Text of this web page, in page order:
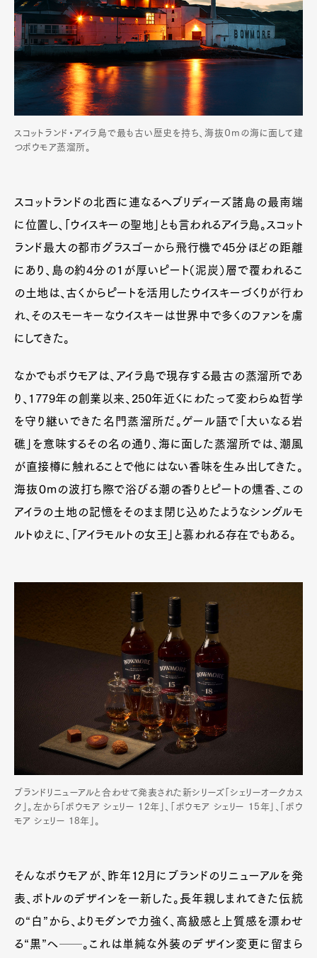
スコットランド・アイラ島で最も古い歴史を持ち、海抜０mの海に面して建
つボウモア蒸溜所。
スコットランドの北西に連なるヘブリディーズ諸島の最南端
に位置し、「ウイスキーの聖地」とも言われるアイラ島。スコット
ランド最大の都市グラスゴーから飛行機で45分ほどの距離
にあり、島の約4分の1が厚いピート（泥炭）層で覆われるこ
の土地は、古くからピートを活用したウイスキーづくりが行わ
れ、そのスモーキーなウイスキーは世界中で多くのファンを虜
にしてきた。
なかでもボウモアは、アイラ島で現存する最古の蒸溜所であ
り、1779年の創業以来、250年近くにわたって変わらぬ哲学
を守り継いできた名門蒸溜所だ。ゲール語で「大いなる岩
礁」を意味するその名の通り、海に面した蒸溜所では、潮風
が直接樽に触れることで他にはない香味を生み出してきた。
海抜０mの波打ち際で浴びる潮の香りとピートの燻香、この
アイラの土地の記憶をそのまま閉じ込めたようなシングルモ
ルトゆえに、「アイラモルトの女王」と慕われる存在でもある。
ブランドリニューアルと合わせて発表された新シリーズ「シェリーオークカス
ク」。左から「ボウモア シェリー 12年」、「ボウモア シェリー 15年」、「ボウ
モア シェリー 18年」。
そんなボウモアが、昨年12月にブランドのリニューアルを発
表、ボトルのデザインを一新した。長年親しまれてきた伝統
の“白”から、よりモダンで力強く、高級感と上質感を漂わせ
る“黒”へ──。これは単純な外装のデザイン変更に留まら